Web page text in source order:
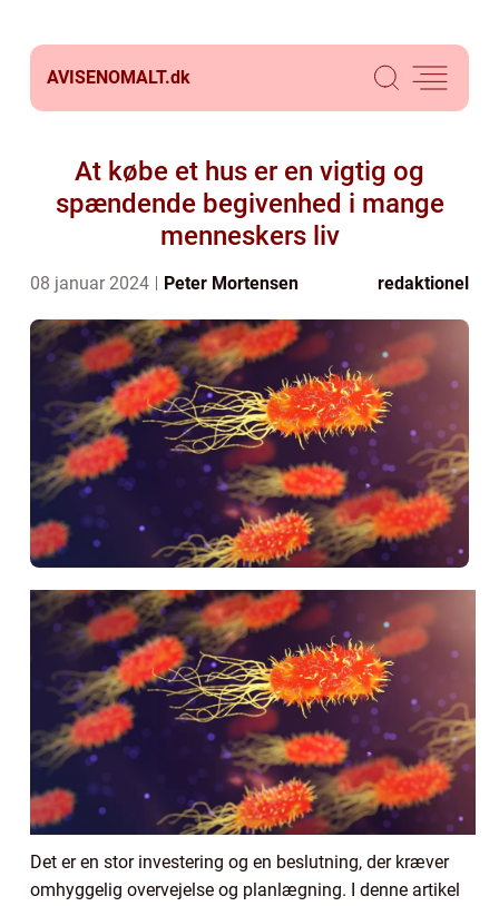
AVISENOMALT.dk
At købe et hus er en vigtig og
spændende begivenhed i mange
menneskers liv
08 januar 2024 Peter Mortensen redaktionel
Det er en stor investering og en beslutning, der kræver
omhyggelig overvejelse og planlægning. I denne artikel